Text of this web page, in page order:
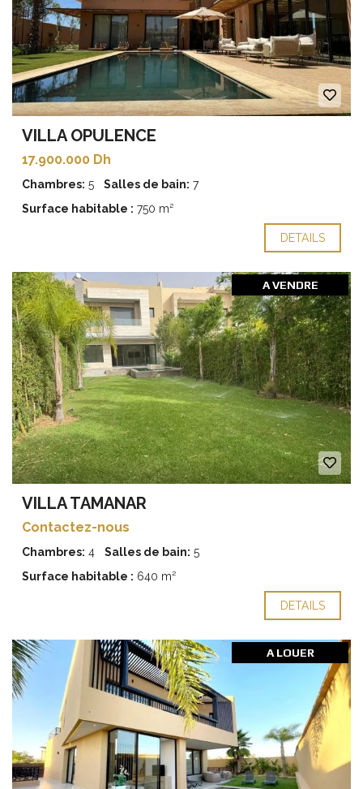
VILLA OPULENCE
17.900.000 Dh
Chambres: 5 Salles de bain: 7
Surface habitable : 750 m²
DETAILS
A VENDRE
VILLA TAMANAR
Contactez-nous
Chambres: 4 Salles de bain: 5
Surface habitable : 640 m²
DETAILS
A LOUER